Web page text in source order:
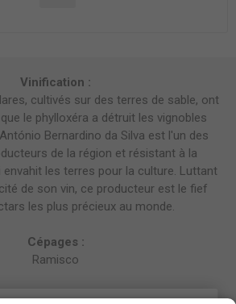
Vinification :
cultivés sur des terres de sable, ont
le phylloxéra a détruit les vignobles
Bernardino da Silva est l'un des
de la région et résistant à la
envahit les terres pour la culture. Luttant
de son vin, ce producteur est le fief
les plus précieux au monde.
Cépages :
Ramisco
de dégustation :